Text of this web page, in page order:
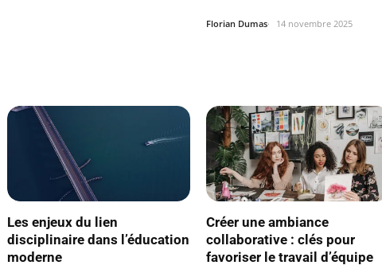
Florian Dumas 14 novembre 2025
Les enjeux du lien
disciplinaire dans l’éducation
moderne
Créer une ambiance
collaborative : clés pour
favoriser le travail d’équipe